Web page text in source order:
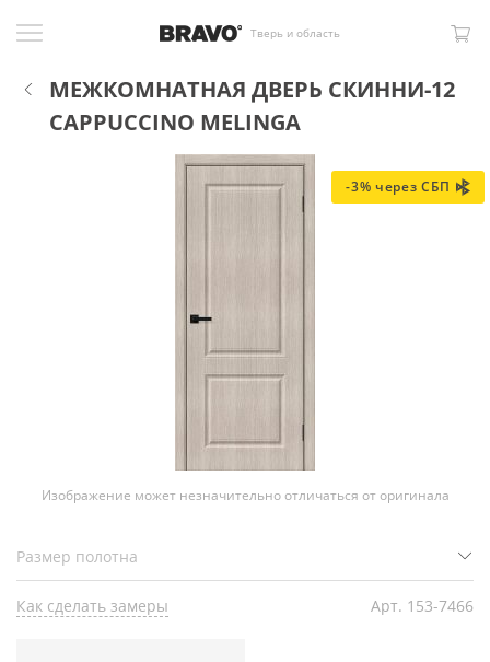
Тверь и область
МЕЖКОМНАТНАЯ ДВЕРЬ СКИННИ-12
CAPPUCCINO MELINGA
-3% через СБП
Изображение может незначительно отличаться от оригинала
Как сделать замеры Арт. 153-7466